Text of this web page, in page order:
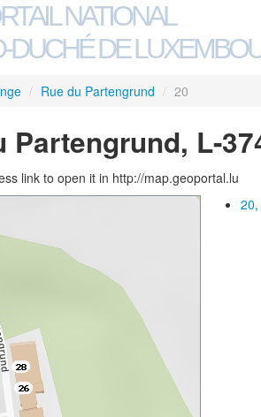
NATIONAL
DUCHÉ DE
/ Rue du Partengrund / 20
Partengrund, L-
link to open it in http://map.geoportal.lu